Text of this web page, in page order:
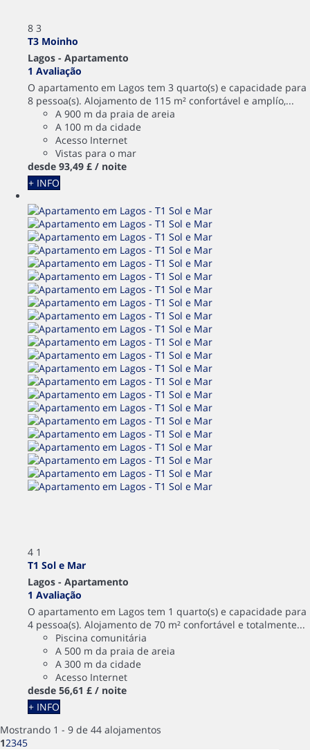
8 3
T3 Moinho
Lagos - Apartamento
1 Avaliação
O apartamento em Lagos tem 3 quarto(s) e capacidade para
8 pessoa(s). Alojamento de 115 m² confortável e amplío,...
A 900 m da praia de areia
A 100 m da cidade
Acesso Internet
Vistas para o mar
desde 93,49 £ / noite
+ INFO
4 1
T1 Sol e Mar
Lagos - Apartamento
1 Avaliação
O apartamento em Lagos tem 1 quarto(s) e capacidade para
4 pessoa(s). Alojamento de 70 m² confortável e totalmente...
Piscina comunitária
A 500 m da praia de areia
A 300 m da cidade
Acesso Internet
desde 56,61 £ / noite
+ INFO
Mostrando 1 - 9 de 44 alojamentos
12345